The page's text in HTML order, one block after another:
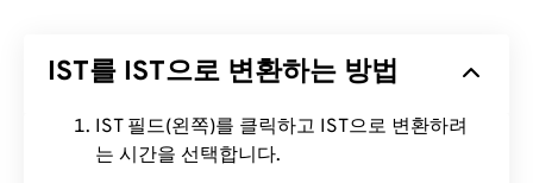
IST를 IST으로 변환하는 방법
IST 필드(왼쪽)를 클릭하고 IST으로 변환하려
는 시간을 선택합니다.